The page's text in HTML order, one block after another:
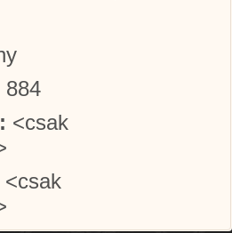
884
<csak
<csak